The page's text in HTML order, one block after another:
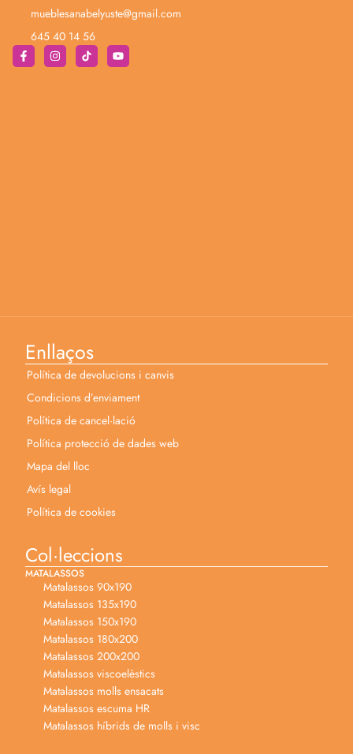
mueblesanabelyuste@gmail.com
645 40 14 56
Enllaços
Política de devolucions i canvis
Condicions d’enviament
Política de cancel·lació
Política protecció de dades web
Mapa del lloc
Avís legal
Política de cookies
Col·leccions
MATALASSOS
Matalassos 90x190
Matalassos 135x190
Matalassos 150x190
Matalassos 180x200
Matalassos 200x200
Matalassos viscoelèstics
Matalassos molls ensacats
Matalassos escuma HR
Matalassos híbrids de molls i visc